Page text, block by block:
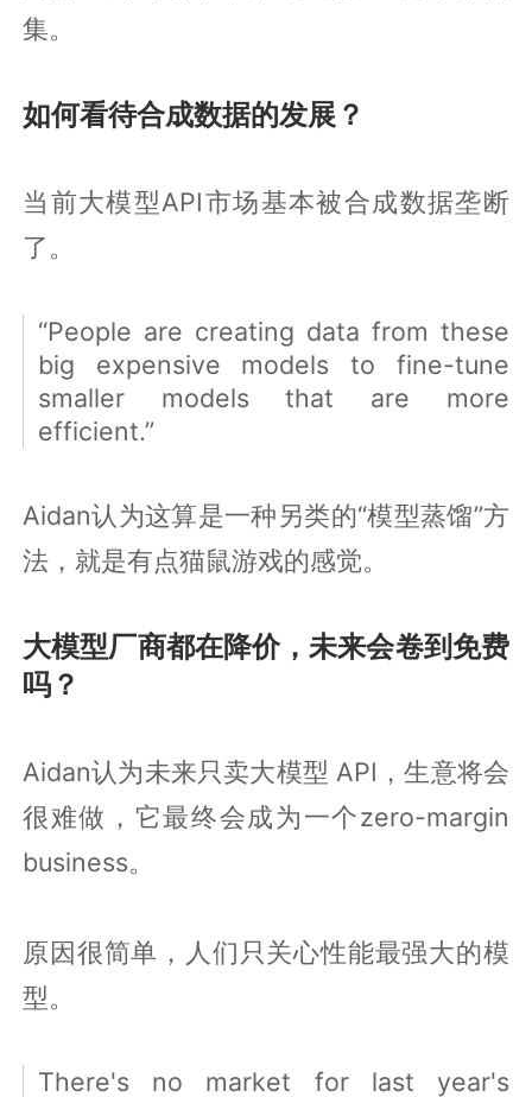
集。
如何看待合成数据的发展？
当前大模型API市场基本被合成数据垄断
了。
“People are creating data from these
big expensive models to fine-tune
smaller models that are more
efficient.”
Aidan认为这算是一种另类的“模型蒸馏”方
法，就是有点猫鼠游戏的感觉。
大模型厂商都在降价，未来会卷到免费
吗？
Aidan认为未来只卖大模型 API，生意将会
很难做，它最终会成为一个zero-margin
business。
原因很简单，人们只关心性能最强大的模
型。
There's no market for last year's